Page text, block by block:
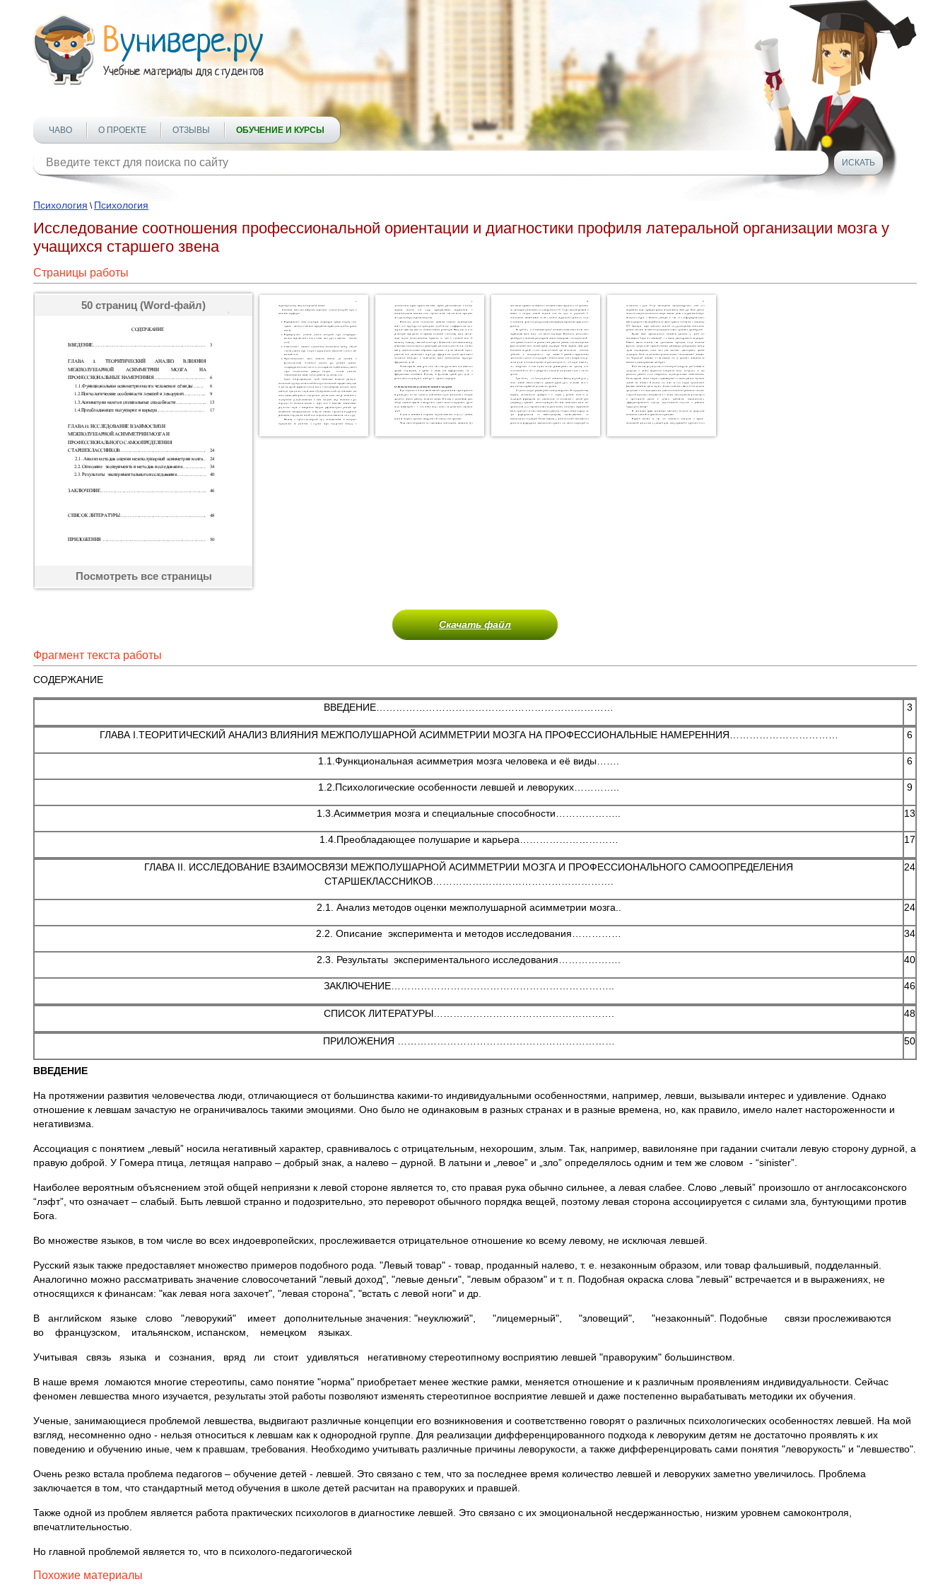
ЧАВО О ПРОЕКТЕ ОТЗЫВЫ ОБУЧЕНИЕ И КУРСЫ
Психология \ Психология
Исследование соотношения профессиональной ориентации и диагностики профиля латеральной организации мозга у
учащихся старшего звена
Страницы работы
50 страниц (Word-файл)
Посмотреть все страницы
Скачать файл
Фрагмент текста работы
СОДЕРЖАНИЕ
ВВЕДЕНИЕ……………………………………………………………… 3
ГЛАВА I.ТЕОРИТИЧЕСКИЙ АНАЛИЗ ВЛИЯНИЯ МЕЖПОЛУШАРНОЙ АСИММЕТРИИ МОЗГА НА ПРОФЕССИОНАЛЬНЫЕ НАМЕРЕННИЯ…………………………… 6
1.1.Функциональная асимметрия мозга человека и её виды……. 6
1.2.Психологические особенности левшей и леворуких………….. 9
1.3.Асимметрия мозга и специальные способности……………….. 13
1.4.Преобладающее полушарие и карьера………………………… 17
ГЛАВА II. ИССЛЕДОВАНИЕ ВЗАИМОСВЯЗИ МЕЖПОЛУШАРНОЙ АСИММЕТРИИ МОЗГА И ПРОФЕССИОНАЛЬНОГО САМООПРЕДЕЛЕНИЯ
СТАРШЕКЛАССНИКОВ……………………………………………….
24
2.1. Анализ методов оценки межполушарной асимметрии мозга.. 24
2.2. Описание эксперимента и методов исследования…………… 34
2.3. Результаты экспериментального исследования………………. 40
ЗАКЛЮЧЕНИЕ………………………………………………………….. 46
СПИСОК ЛИТЕРАТУРЫ………………………………………………. 48
ПРИЛОЖЕНИЯ ………………………………………………………… 50
ВВЕДЕНИЕ
На протяжении развития человечества люди, отличающиеся от большинства какими-то индивидуальными особенностями, например, левши, вызывали интерес и удивление. Однако
отношение к левшам зачастую не ограничивалось такими эмоциями. Оно было не одинаковым в разных странах и в разные времена, но, как правило, имело налет настороженности и
негативизма.
Ассоциация с понятием „левый” носила негативный характер, сравнивалось с отрицательным, нехорошим, злым. Так, например, вавилоняне при гадании считали левую сторону дурной, а
правую доброй. У Гомера птица, летящая направо – добрый знак, а налево – дурной. В латыни и „левое” и „зло” определялось одним и тем же словом - “sinister”.
Наиболее вероятным объяснением этой общей неприязни к левой стороне является то, сто правая рука обычно сильнее, а левая слабее. Слово „левый” произошло от англосаксонского
“лэфт”, что означает – слабый. Быть левшой странно и подозрительно, это переворот обычного порядка вещей, поэтому левая сторона ассоциируется с силами зла, бунтующими против
Бога.
Во множестве языков, в том числе во всех индоевропейских, прослеживается отрицательное отношение ко всему левому, не исключая левшей.
Русский язык также предоставляет множество примеров подобного рода. "Левый товар" - товар, проданный налево, т. е. незаконным образом, или товар фальшивый, подделанный.
Аналогично можно рассматривать значение словосочетаний "левый доход", "левые деньги", "левым образом" и т. п. Подобная окраска слова "левый" встречается и в выражениях, не
относящихся к финансам: "как левая нога захочет", "левая сторона", "встать с левой ноги" и др.
В английском языке слово "леворукий" имеет дополнительные значения: "неуклюжий", "лицемерный", "зловещий", "незаконный". Подобные связи прослеживаются
во французском, итальянском, испанском, немецком языках.
Учитывая связь языка и сознания, вряд ли стоит удивляться негативному стереотипному восприятию левшей "праворуким" большинством.
В наше время ломаются многие стереотипы, само понятие "норма" приобретает менее жесткие рамки, меняется отношение и к различным проявлениям индивидуальности. Сейчас
феномен левшества много изучается, результаты этой работы позволяют изменять стереотипное восприятие левшей и даже постепенно вырабатывать методики их обучения.
Ученые, занимающиеся проблемой левшества, выдвигают различные концепции его возникновения и соответственно говорят о различных психологических особенностях левшей. На мой
взгляд, несомненно одно - нельзя относиться к левшам как к однородной группе. Для реализации дифференцированного подхода к леворуким детям не достаточно проявлять к их
поведению и обучению иные, чем к правшам, требования. Необходимо учитывать различные причины леворукости, а также дифференцировать сами понятия "леворукость" и "левшество".
Очень резко встала проблема педагогов – обучение детей - левшей. Это связано с тем, что за последнее время количество левшей и леворуких заметно увеличилось. Проблема
заключается в том, что стандартный метод обучения в школе детей расчитан на праворуких и правшей.
Также одной из проблем является работа практических психологов в диагностике левшей. Это связано с их эмоциональной несдержанностью, низким уровнем самоконтроля,
впечатлительностью.
Но главной проблемой является то, что в психолого-педагогической
Похожие материалы